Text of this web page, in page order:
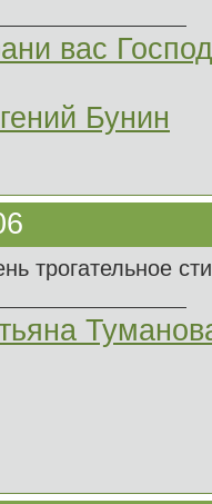
вас
Бунин
трогательное